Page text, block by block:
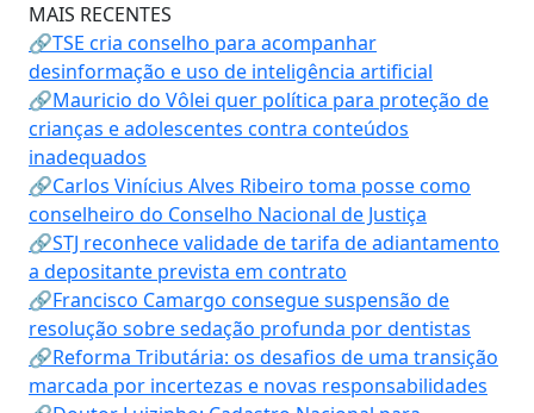
MAIS RECENTES
🔗TSE cria conselho para acompanhar
desinformação e uso de inteligência artificial
🔗Mauricio do Vôlei quer política para proteção de
crianças e adolescentes contra conteúdos
inadequados
🔗Carlos Vinícius Alves Ribeiro toma posse como
conselheiro do Conselho Nacional de Justiça
🔗STJ reconhece validade de tarifa de adiantamento
a depositante prevista em contrato
🔗Francisco Camargo consegue suspensão de
resolução sobre sedação profunda por dentistas
🔗Reforma Tributária: os desafios de uma transição
marcada por incertezas e novas responsabilidades